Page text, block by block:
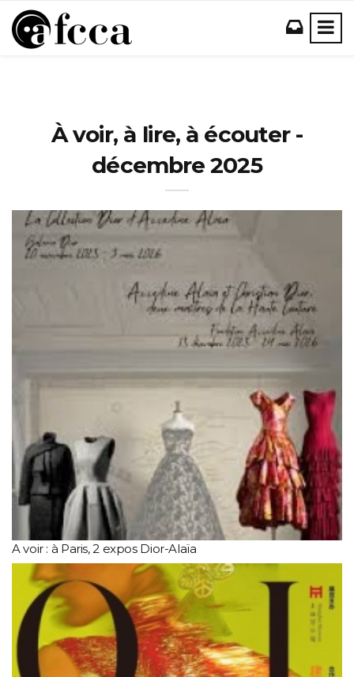
À voir, à lire, à écouter -
décembre 2025
A voir : à Paris, 2 expos Dior-Alaïa